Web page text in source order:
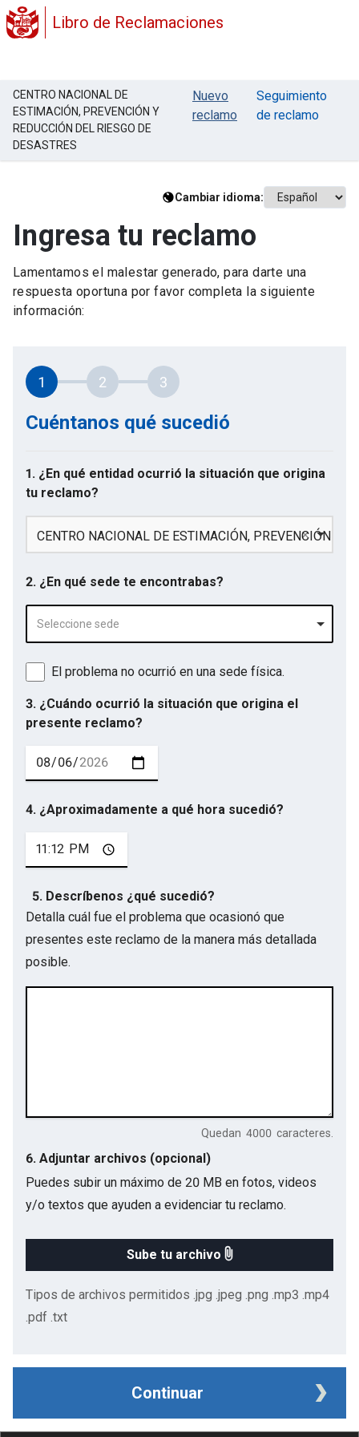
Libro de Reclamaciones
CENTRO NACIONAL DE
ESTIMACIÓN, PREVENCIÓN Y
REDUCCIÓN DEL RIESGO DE
DESASTRES
Nuevo
reclamo
Seguimiento
de reclamo
Cambiar idioma:
Ingresa tu reclamo
Lamentamos el malestar generado, para darte una
respuesta oportuna por favor completa la siguiente
información:
1 2 3
Cuéntanos qué sucedió
1. ¿En qué entidad ocurrió la situación que origina
tu reclamo?
CENTRO NACIONAL DE ESTIMACIÓN, PREVENCIÓN Y
2. ¿En qué sede te encontrabas?
Seleccione sede
El problema no ocurrió en una sede física.
3. ¿Cuándo ocurrió la situación que origina el
presente reclamo?
4. ¿Aproximadamente a qué hora sucedió?
5. Descríbenos ¿qué sucedió?
Detalla cuál fue el problema que ocasionó que
presentes este reclamo de la manera más detallada
posible.
Quedan 4000 caracteres.
6. Adjuntar archivos (opcional)
Puedes subir un máximo de 20 MB en fotos, videos
y/o textos que ayuden a evidenciar tu reclamo.
Sube tu archivo
Tipos de archivos permitidos .jpg .jpeg .png .mp3 .mp4
.pdf .txt
Continuar